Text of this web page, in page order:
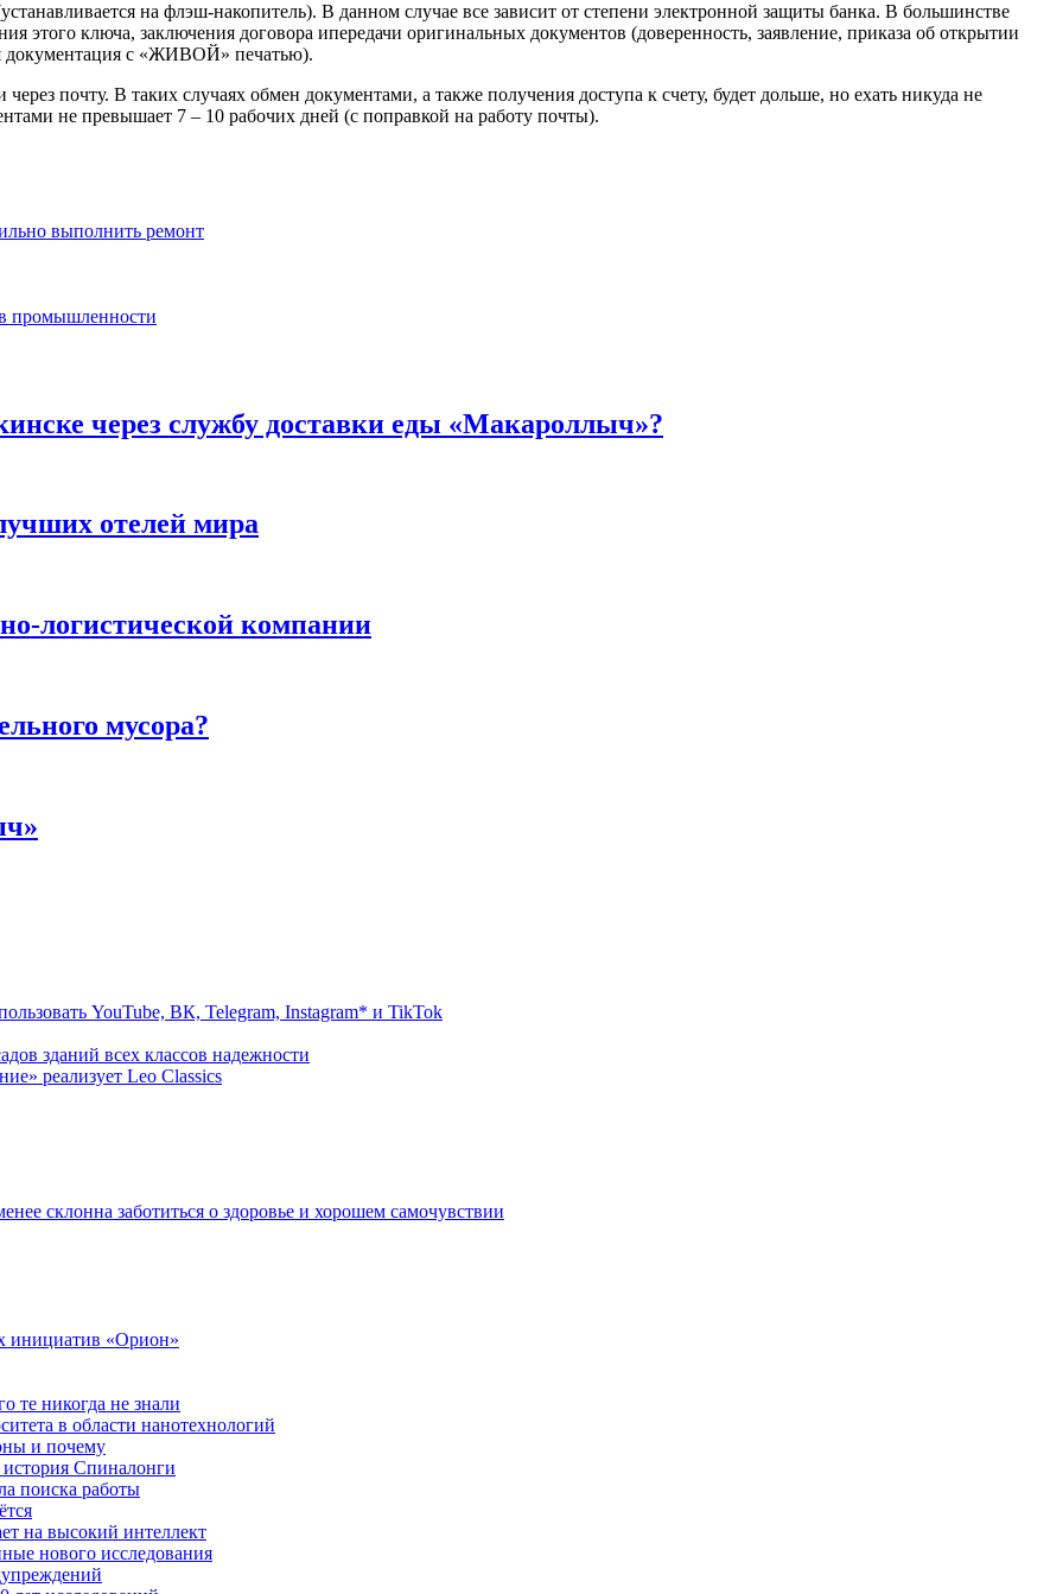
на флэш-накопитель). В данном случае все зависит от степени электронной защиты банка. В большинстве
этого ключа, заключения договора ипередачи оригинальных документов (доверенность, заявление, приказа об открытии
документация с «ЖИВОЙ» печатью).
почту. В таких случаях обмен документами, а также получения доступа к счету, будет дольше, но ехать никуда не
не превышает 7 – 10 рабочих дней (с поправкой на работу почты).
выполнить ремонт
в промышленности
через службу доставки еды «Макароллыч»?
отелей мира
логистической компании
мусора?
YouTube, ВК, Telegram, Instagram* и TikTok
зданий всех классов надежности
реализует Leo Classics
склонна заботиться о здоровье и хорошем самочувствии
инициатив «Орион»
те никогда не знали
в области нанотехнологий
и почему
Спиналонги
поиска работы
на высокий интеллект
нового исследования